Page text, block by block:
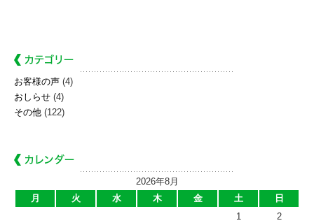
お客様の声 (4)
おしらせ (4)
その他 (122)
2026年8月
月
火 水 木 金 土
日
1
2